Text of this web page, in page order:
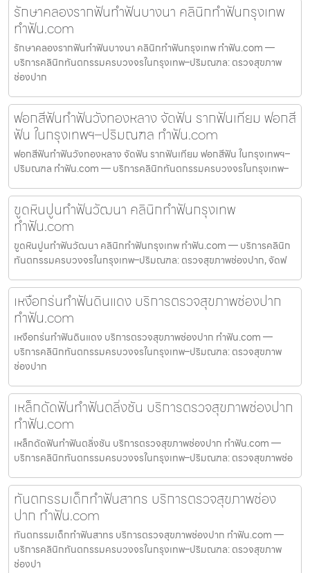
รักษาคลองรากฟันทำฟันบางนา คลินิกทำฟันกรุงเทพ
ทำฟัน.com
รักษาคลองรากฟันทำฟันบางนา คลินิกทำฟันกรุงเทพ ทำฟัน.com —
บริการคลินิกทันตกรรมครบวงจรในกรุงเทพ–ปริมณฑล: ตรวจสุขภาพ
ช่องปาก
ฟอกสีฟันทำฟันวังทองหลาง จัดฟัน รากฟันเทียม ฟอกสี
ฟัน ในกรุงเทพฯ–ปริมณฑล ทำฟัน.com
ฟอกสีฟันทำฟันวังทองหลาง จัดฟัน รากฟันเทียม ฟอกสีฟัน ในกรุงเทพฯ–
ปริมณฑล ทำฟัน.com — บริการคลินิกทันตกรรมครบวงจรในกรุงเทพ–
ขูดหินปูนทำฟันวัฒนา คลินิกทำฟันกรุงเทพ
ทำฟัน.com
ขูดหินปูนทำฟันวัฒนา คลินิกทำฟันกรุงเทพ ทำฟัน.com — บริการคลินิก
ทันตกรรมครบวงจรในกรุงเทพ–ปริมณฑล: ตรวจสุขภาพช่องปาก, จัดฟ
เหงือกร่นทำฟันดินแดง บริการตรวจสุขภาพช่องปาก
ทำฟัน.com
เหงือกร่นทำฟันดินแดง บริการตรวจสุขภาพช่องปาก ทำฟัน.com —
บริการคลินิกทันตกรรมครบวงจรในกรุงเทพ–ปริมณฑล: ตรวจสุขภาพ
ช่องปาก
เหล็กดัดฟันทำฟันตลิ่งชัน บริการตรวจสุขภาพช่องปาก
ทำฟัน.com
เหล็กดัดฟันทำฟันตลิ่งชัน บริการตรวจสุขภาพช่องปาก ทำฟัน.com —
บริการคลินิกทันตกรรมครบวงจรในกรุงเทพ–ปริมณฑล: ตรวจสุขภาพช่อ
ทันตกรรมเด็กทำฟันสาทร บริการตรวจสุขภาพช่อง
ปาก ทำฟัน.com
ทันตกรรมเด็กทำฟันสาทร บริการตรวจสุขภาพช่องปาก ทำฟัน.com —
บริการคลินิกทันตกรรมครบวงจรในกรุงเทพ–ปริมณฑล: ตรวจสุขภาพ
ช่องปา